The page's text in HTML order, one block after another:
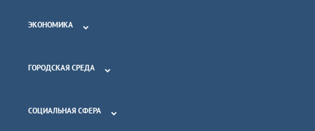
ЭКОНОМИКА
ГОРОДСКАЯ СРЕДА
СОЦИАЛЬНАЯ СФЕРА